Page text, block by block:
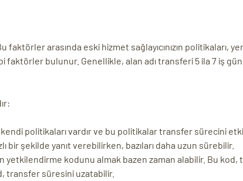
arasında eski hizmet sağlayıcınızın politikaları,
faktörler bulunur. Genellikle, alan adı transferi 5 ila 7 iş
kendi politikaları vardır ve bu politikalar transfer sürecini
bir şekilde yanıt verebilirken, bazıları daha uzun sürebilir.
yetkilendirme kodunu almak bazen zaman alabilir. Bu
transfer süresini uzatabilir.